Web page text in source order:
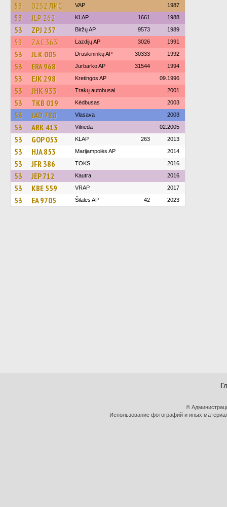
53 0252 ЛИС VAP 1987
53 JLP 262 KLAP 1661 1988
53 ZPJ 257 Biržų AP 9573 1989
53 ZAC 363 Lazdijų AP 3026 1991
53 JLK 005 Druskininkų AP 30333 1992
53 ERA 968 Jurbarko AP 31544 1994
53 EJK 298 Kretingos AP 09.1996
53 JHK 933 Trakų autobusai 2001
53 TKB 019 Kėdbusas 2003
53 JAD 780 Vlasava 2003
53 ARK 413 Vilneda 02.2005
53 GOP 053 KLAP 263 2013
53 HJA 853 Marijampolės AP 2014
53 JFR 386 TOKS 2016
53 JEP 712 Kautra 2016
53 KBE 559 VRAP 2017
53 EA 9705 Šilalės AP 42 2023
©
Использование фотографий и иных